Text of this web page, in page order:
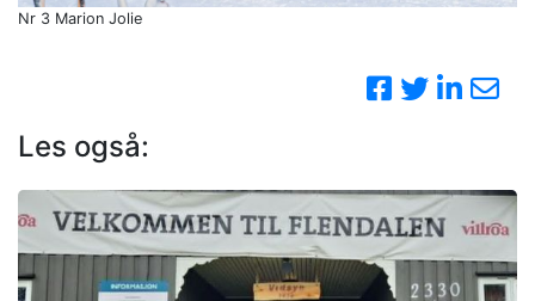
Nr 3 Marion Jolie
Les også: